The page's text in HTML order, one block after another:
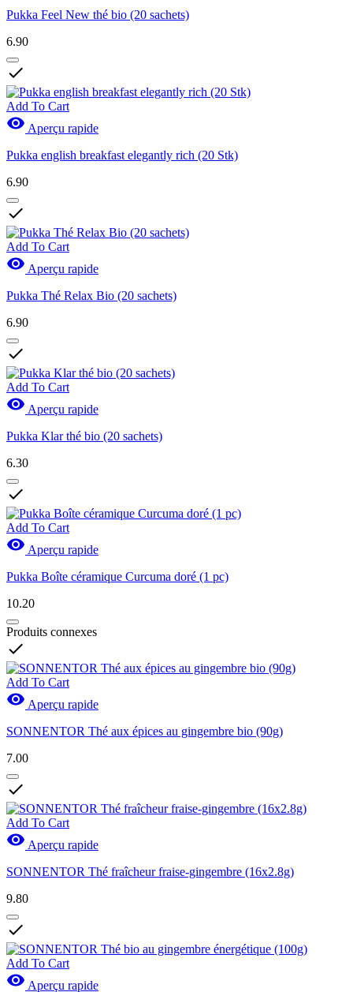
Pukka Feel New thé bio (20 sachets)
6.90

Add To Cart
 Aperçu rapide
Pukka english breakfast elegantly rich (20 Stk)
6.90

Add To Cart
 Aperçu rapide
Pukka Thé Relax Bio (20 sachets)
6.90

Add To Cart
 Aperçu rapide
Pukka Klar thé bio (20 sachets)
6.30

Add To Cart
 Aperçu rapide
Pukka Boîte céramique Curcuma doré (1 pc)
10.20
Produits connexes

Add To Cart
 Aperçu rapide
SONNENTOR Thé aux épices au gingembre bio (90g)
7.00

Add To Cart
 Aperçu rapide
SONNENTOR Thé fraîcheur fraise-gingembre (16x2.8g)
9.80

Add To Cart
 Aperçu rapide